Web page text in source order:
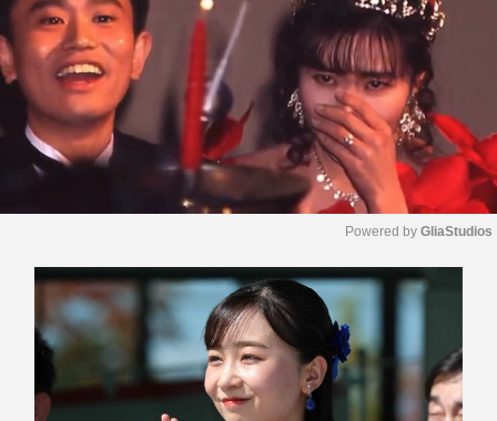
M
u
Powered by GliaStudios